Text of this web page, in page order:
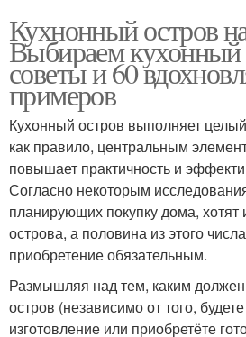
Кухнонный остров
Выбираем
советы и 60
примеров
Кухонный остров выполняет
как правило, центральным
повышает практичность и
Согласно некоторым
планирующих покупку дома, хотят
острова, а половина из этого
приобретение обязательным.
Размышляя над тем, каким
остров (независимо от того,
изготовление или приобретёте